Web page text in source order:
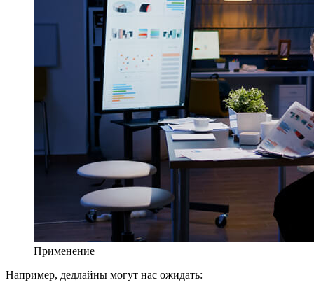
Применение
Например, дедлайны могут нас ожидать: